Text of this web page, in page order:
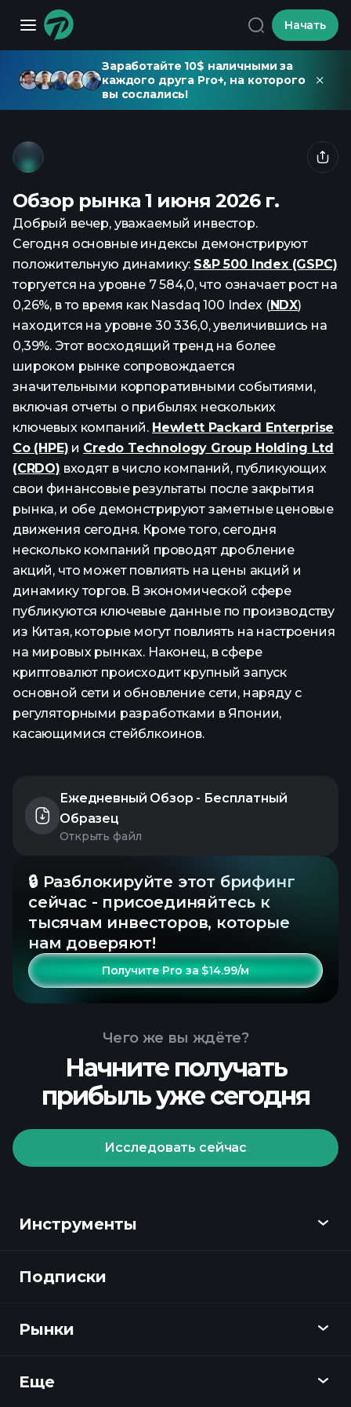
Начать
Заработайте 10$ наличными за
каждого друга Pro+, на которого
вы сослались!
Обзор рынка 1 июня 2026 г.
Добрый вечер, уважаемый инвестор.
Сегодня основные индексы демонстрируют
положительную динамику: S&P 500 Index (GSPC)
торгуется на уровне 7 584,0, что означает рост на
0,26%, в то время как Nasdaq 100 Index (NDX)
находится на уровне 30 336,0, увеличившись на
0,39%. Этот восходящий тренд на более
широком рынке сопровождается
значительными корпоративными событиями,
включая отчеты о прибылях нескольких
ключевых компаний. Hewlett Packard Enterprise
Co (HPE) и Credo Technology Group Holding Ltd
(CRDO) входят в число компаний, публикующих
свои финансовые результаты после закрытия
рынка, и обе демонстрируют заметные ценовые
движения сегодня. Кроме того, сегодня
несколько компаний проводят дробление
акций, что может повлиять на цены акций и
динамику торгов. В экономической сфере
публикуются ключевые данные по производству
из Китая, которые могут повлиять на настроения
на мировых рынках. Наконец, в сфере
криптовалют происходит крупный запуск
основной сети и обновление сети, наряду с
регуляторными разработками в Японии,
касающимися стейблкоинов.
Ежедневный Обзор - Бесплатный
Образец
Открыть файл
🔒 Разблокируйте этот брифинг
сейчас - присоединяйтесь к
тысячам инвесторов, которые
нам доверяют!
Получите Pro за $14.99/м
Чего же вы ждёте?
Начните получать
прибыль уже сегодня
Исследовать сейчас
Инструменты
Обзор
Подписки
Рынки
Обзор
Еще